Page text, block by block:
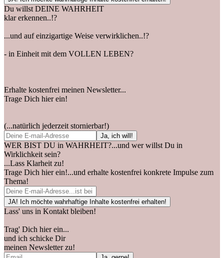
Du willst DEINE WAHRHEIT
klar erkennen..!?
...und auf einzigartige Weise verwirklichen..!?
- in Einheit mit dem VOLLEN LEBEN?
Erhalte kostenfrei meinen Newsletter...
Trage Dich hier ein!
(...natürlich jederzeit stornierbar!)
WER BIST DU in WAHRHEIT?...und wer willst Du in
Wirklichkeit sein?
...Lass Klarheit zu!
Trage Dich hier ein!...und erhalte kostenfrei konkrete Impulse zum
Thema!
Lass' uns in Kontakt bleiben!
Trag' Dich hier ein...
und ich schicke Dir
meinen Newsletter zu!